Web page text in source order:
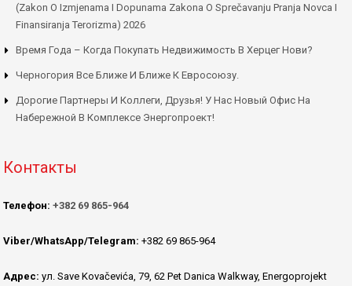
(Zakon O Izmjenama I Dopunama Zakona O Sprečavanju Pranja Novca I
Finansiranja Terorizma) 2026
Время Года – Когда Покупать Недвижимость В Херцег Нови?
Черногория Все Ближе И Ближе К Евросоюзу.
Дорогие Партнеры И Коллеги, Друзья! У Нас Новый Офис На
Набережной В Комплексе Энергопроект!
Контакты
Телефон: +382 69 865-964
Viber/WhatsApp/Telegram: +382 69 865-964
Адрес: ул. Save Kovačevića, 79, 62 Pet Danica Walkway, Energoprojekt